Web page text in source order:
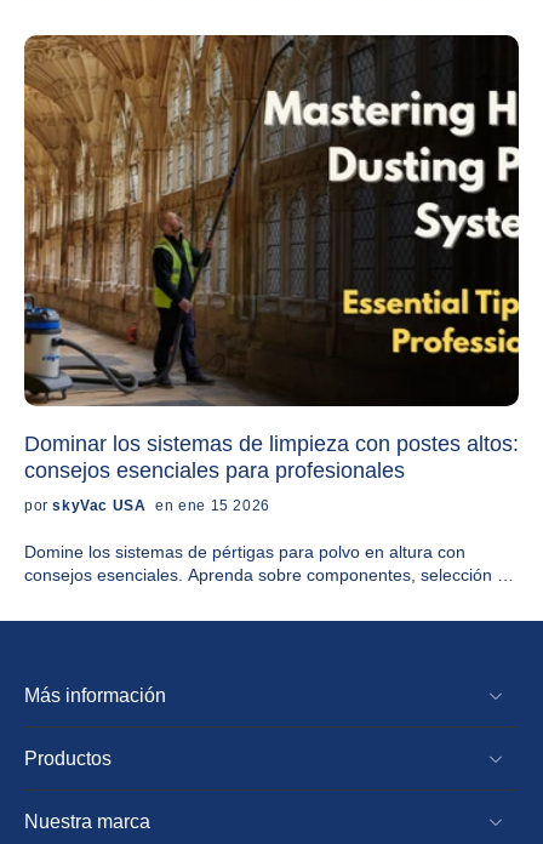
alto nivel.
Dominar los sistemas de limpieza con postes altos:
consejos esenciales para profesionales
porskyVac USA en ene 15 2026
Domine los sistemas de pértigas para polvo en altura con
consejos esenciales. Aprenda sobre componentes, selección y
de expertos!
Más información
Productos
Nuestra marca